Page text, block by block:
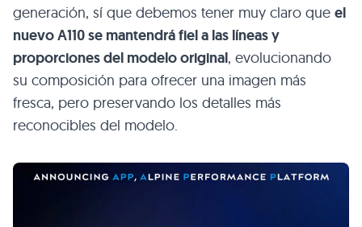
generación, sí que debemos tener muy claro que el
nuevo A110 se mantendrá fiel a las líneas y
proporciones del modelo original, evolucionando
su composición para ofrecer una imagen más
fresca, pero preservando los detalles más
reconocibles del modelo.